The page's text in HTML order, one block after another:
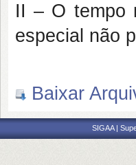
II – O tempo
especial não
Baixar
SIGAA |